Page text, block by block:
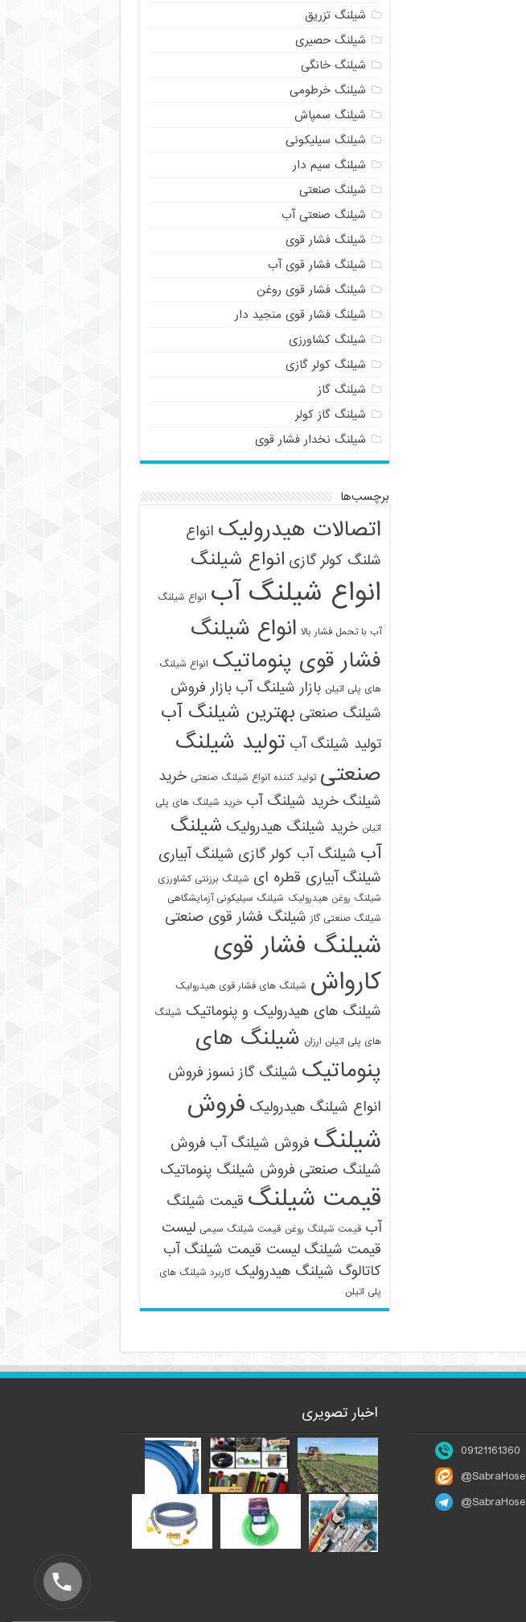
شیلنگ تزریق
شیلنگ حصیری
شیلنگ خانگی
شیلنگ خرطومی
شیلنگ سمپاش
شیلنگ سیلیکونی
شیلنگ سیم دار
شیلنگ صنعتی
شیلنگ صنعتی آب
شیلنگ فشار قوی
شیلنگ فشار قوی آب
شیلنگ فشار قوی روغن
شیلنگ فشار قوی منجید دار
شیلنگ کشاورزی
شیلنگ کولر گازی
شیلنگ گاز
شیلنگ گاز کولر
شیلنگ نخدار فشار قوی
برچسب‌ها
اتصالات هیدرولیک انواع
شلنگ کولر گازی انواع شیلنگ
انواع شیلنگ آب انواع شیلنگ
آب با تحمل فشار بالا انواع شیلنگ
فشار قوی پنوماتیک انواع شیلنگ
های پلی اتیلن بازار شیلنگ آب بازار فروش
شیلنگ صنعتی بهترین شیلنگ آب
تولید شیلنگ آب تولید شیلنگ
صنعتی تولید کننده انواع شیلنگ صنعتی خرید
شیلنگ خرید شیلنگ آب خرید شیلنگ های پلی
اتیلن خرید شیلنگ هیدرولیک شیلنگ
آب شیلنگ آب کولر گازی شیلنگ آبیاری
شیلنگ آبیاری قطره ای شیلنگ برزنتی کشاورزی
شیلنگ روغن هیدرولیک شیلنگ سیلیکونی آزمایشگاهی
شیلنگ صنعتی گاز شیلنگ فشار قوی صنعتی
شیلنگ فشار قوی
کارواش شیلنگ های فشار قوی هیدرولیک
شیلنگ های هیدرولیک و پنوماتیک شیلنگ
های پلی اتیلن ارزان شیلنگ های
پنوماتیک شیلنگ گاز نسوز فروش
انواع شیلنگ هیدرولیک فروش
شیلنگ فروش شیلنگ آب فروش
شیلنگ صنعتی فروش شیلنگ پنوماتیک
قیمت شیلنگ قیمت شیلنگ
آب قیمت شیلنگ روغن قیمت شیلنگ سیمی لیست
قیمت شیلنگ لیست قیمت شیلنگ آب
کاتالوگ شیلنگ هیدرولیک کاربرد شیلنگ های
پلی اتیلن
09121161360
@SabraHose
@SabraHose
اخبار تصویری